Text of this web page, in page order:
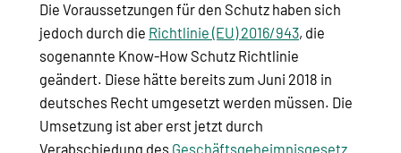
Die Voraussetzungen für den Schutz haben sich
jedoch durch die Richtlinie (EU) 2016/943, die
sogenannte Know-How Schutz Richtlinie
geändert. Diese hätte bereits zum Juni 2018 in
deutsches Recht umgesetzt werden müssen. Die
Umsetzung ist aber erst jetzt durch
Verabschiedung des Geschäftsgeheimnisgesetz